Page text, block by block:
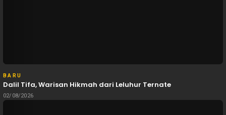
BARU
Dalil Tifa, Warisan Hikmah dari Leluhur Ternate
02/08/2026